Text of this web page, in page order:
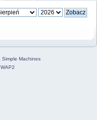
Simple Machines
WAP2